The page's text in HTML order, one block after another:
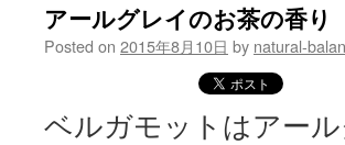
アールグレイのお茶の香り
Posted on 2015年8月10日 by natural-
ベルガモットはアー